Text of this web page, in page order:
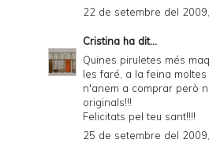
22 de setembre del
Cristina ha dit...
Quines piruletes més
les faré, a la feina
n'anem a comprar però
originals!!!
Felicitats pel teu sant!!!!
25 de setembre del